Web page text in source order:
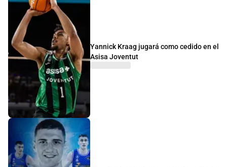
Yannick Kraag jugará como cedido en el
Asisa Joventut